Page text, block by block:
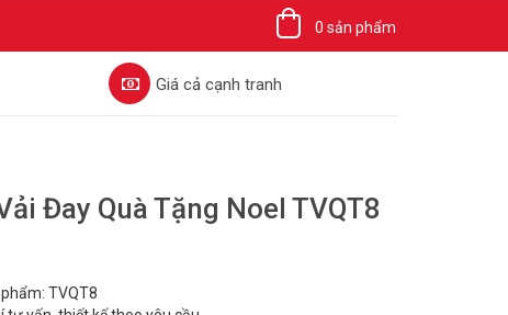
0 sản phẩm
Giá cả cạnh tranh
Đay Quà Tặng Noel TVQT8
TVQT8